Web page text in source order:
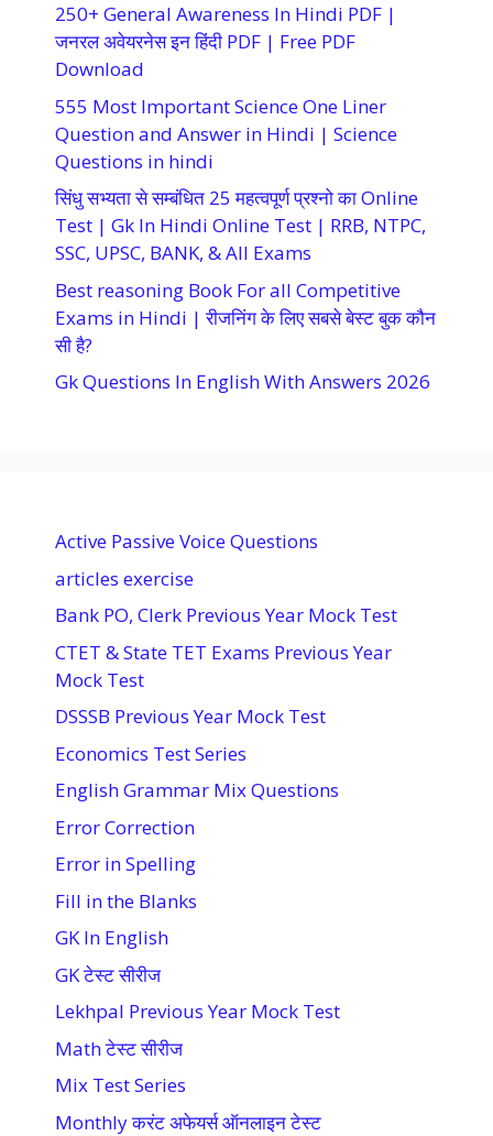
250+ General Awareness In Hindi PDF |
जनरल अवेयरनेस इन हिंदी PDF | Free PDF
Download
555 Most Important Science One Liner
Question and Answer in Hindi | Science
Questions in hindi
सिंधु सभ्यता से सम्बंधित 25 महत्वपूर्ण प्रश्नो का Online
Test | Gk In Hindi Online Test | RRB, NTPC,
SSC, UPSC, BANK, & All Exams
Best reasoning Book For all Competitive
Exams in Hindi | रीजनिंग के लिए सबसे बेस्ट बुक कौन
सी है?
Gk Questions In English With Answers 2026
Active Passive Voice Questions
articles exercise
Bank PO, Clerk Previous Year Mock Test
CTET & State TET Exams Previous Year
Mock Test
DSSSB Previous Year Mock Test
Economics Test Series
English Grammar Mix Questions
Error Correction
Error in Spelling
Fill in the Blanks
GK In English
GK टेस्ट सीरीज
Lekhpal Previous Year Mock Test
Math टेस्ट सीरीज
Mix Test Series
Monthly करंट अफेयर्स ऑनलाइन टेस्ट